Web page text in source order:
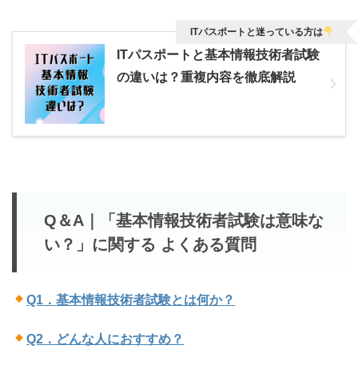
ITパスポートと基本情報技術者試験
の違いは？重複内容を徹底解説
ITパスポートと迷っている方は
Q＆A｜「基本情報技術者試験は意味な
い？」 に関する よくある質問
Q1．基本情報技術者試験とは何か？
Q2．どんな人におすすめ？